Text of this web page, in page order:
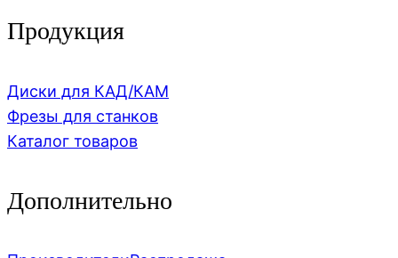
Продукция
Диски для КАД/КАМ
Фрезы для станков
Каталог товаров
Дополнительно